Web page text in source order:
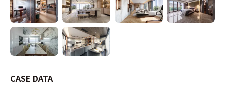
CASE DATA